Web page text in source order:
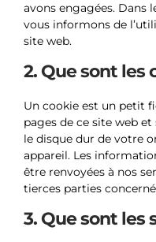
avons engagées. Dans
vous informons de
site web.
2. Que sont les
Un cookie est un petit
pages de ce site web
le disque dur de votre
appareil. Les
être renvoyées à nos
tierces parties
3. Que sont les